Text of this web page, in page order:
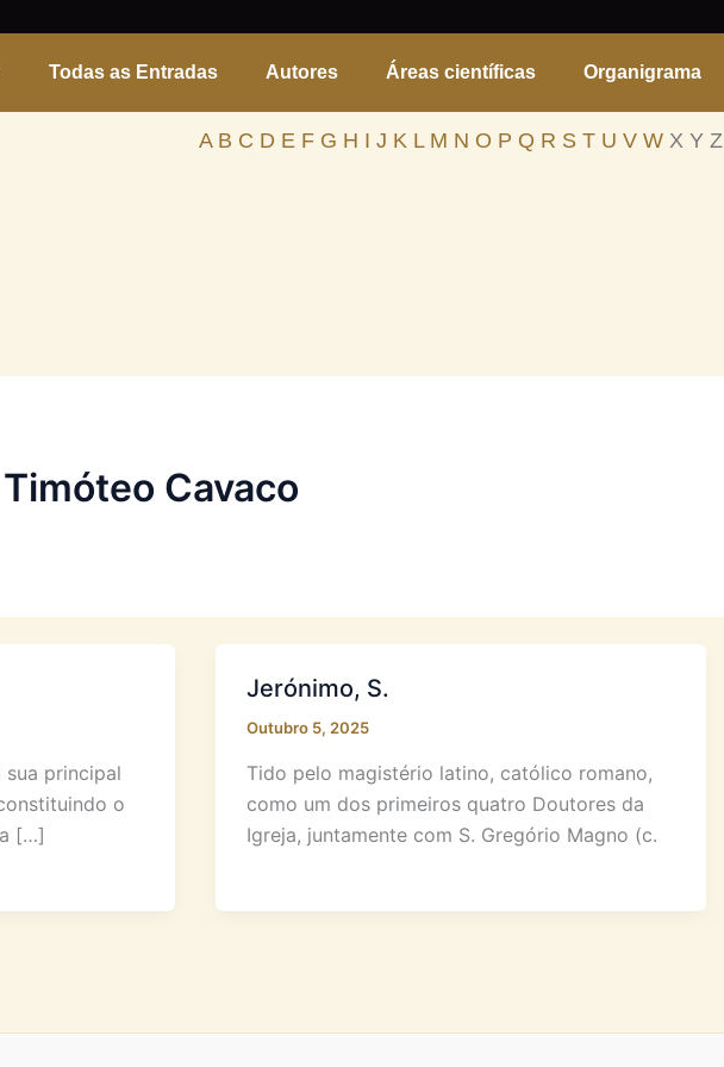
Todas as Entradas Autores Áreas científicas Organigrama
A B C D E F G H I J K L M N O P Q R S T U V W X Y Z
Cavaco
principal
o
[…]
Jerónimo, S.
Outubro 5, 2025
Tido pelo magistério latino, católico romano,
como um dos primeiros quatro Doutores da
Igreja, juntamente com S. Gregório Magno (c.